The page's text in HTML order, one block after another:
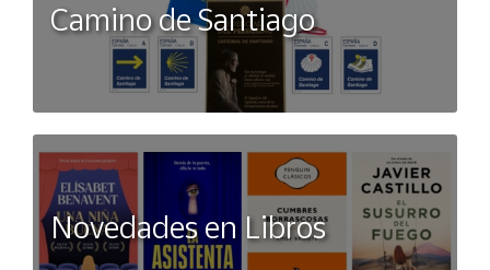
Camino de Santiago
Novedades en Libros